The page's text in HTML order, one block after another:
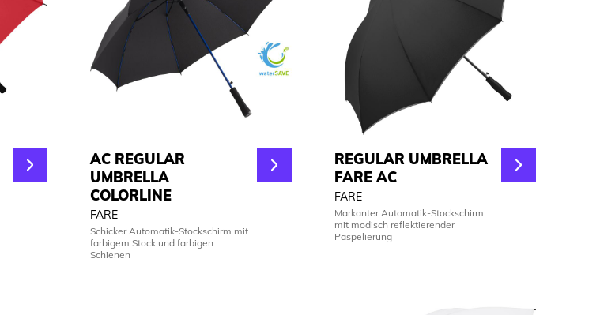
AC REGULAR
UMBRELLA
COLORLINE
FARE
Schicker Automatik-Stockschirm mit
farbigem Stock und farbigen
Schienen
REGULAR UMBRELLA
FARE AC
FARE
Markanter Automatik-Stockschirm
mit modisch reflektierender
Paspelierung